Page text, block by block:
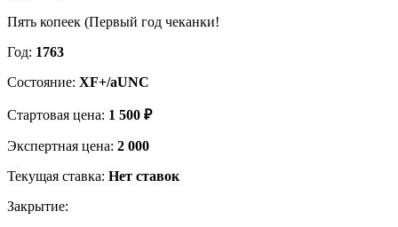
Пять копеек (Первый год чеканки!
Год: 1763
Состояние: XF+/aUNC
Стартовая цена: 1 500 ₽
Экспертная цена: 2 000
Текущая ставка: Нет ставок
Закрытие: